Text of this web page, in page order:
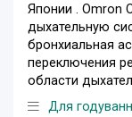
Японии . Omron
дыхательную
бронхиальная
переключения
области
Для